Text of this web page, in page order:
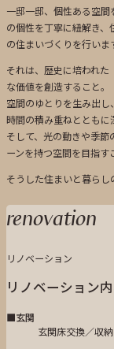
一邸一邸、個性ある空間
の個性を丁寧に紐解き、
の住まいづくりを行いま
それは、歴史に培われた
な価値を創造すること。
空間のゆとりを生み出し
時間の積み重ねとともに
そして、光の動きや季節
ーンを持つ空間を目指す
そうした住まいと暮らし
renovation
リノベーション
リノベーション
■玄関
玄関床交換／収